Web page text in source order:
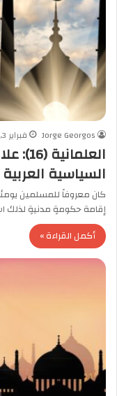
Jorge Georgos
فبراير 3, 2022
السياسية العربية
كان معروفاً للمسلمين
إقامة حكومةٍ مدنيةٍ لذلك
أكمل القراءة »